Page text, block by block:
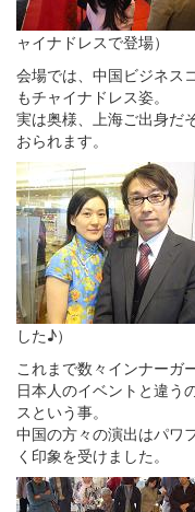
ャイナドレスで登場）
会場では、中国ビジネス
もチャイナドレス姿。
実は奥様、上海ご出身だ
おられます。
した♪）
これまで数々インナーガ
日本人のイベントと違う
スという事。
中国の方々の演出はパワ
く印象を受けました。